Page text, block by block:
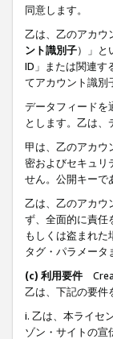
同意します。
乙は、乙のアカウ
ント識別子）」と
ID」または関連す
てアカウント識別
データフィードを
とします。乙は、
甲は、乙のアカウ
密およびセキュリ
せん。公開キーで
乙は、乙のアカウ
ず、全面的に責任
もしくは盗まれ
タグ・パラメータ
(c) 利用要件
乙は、下記の要件
i. 乙は、本ライセ
ゾン・サイトの宣